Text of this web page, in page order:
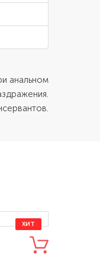
анальном
ХИТ